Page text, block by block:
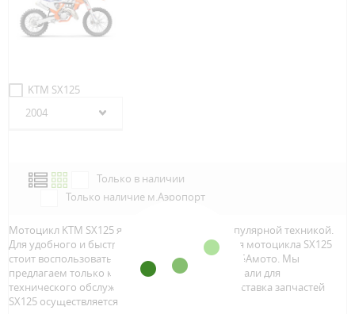
KTM SX125
2004
Только в наличии
Только наличие м.Аэропорт
Мотоцикл KTM SX125 является достаточно популярной техникой.
Для удобного и быстрого поиска запчастей для мотоцикла SX125
стоит воспользоваться онлайн каталогом от ЛБАмото. Мы
предлагаем только качественный тюнинг и детали для
технического обслуживание вашего байка. Доставка запчастей
SX125 осуществляется по всей Росcии.